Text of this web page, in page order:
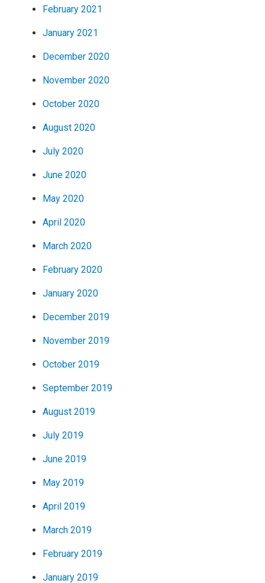
February 2021
January 2021
December 2020
November 2020
October 2020
August 2020
July 2020
June 2020
May 2020
April 2020
March 2020
February 2020
January 2020
December 2019
November 2019
October 2019
September 2019
August 2019
July 2019
June 2019
May 2019
April 2019
March 2019
February 2019
January 2019